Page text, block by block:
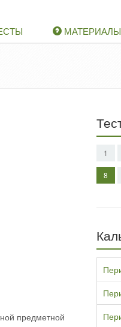
МАТЕРИАЛЫ
предметной
1
8